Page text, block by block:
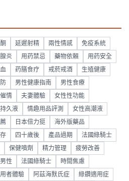
延遲射精 兩性情感 免疫系統
炎 用药禁忌 藥物依賴 用药安全
药膳食疗 戒菸戒酒 生殖健康
男性健康指南 男性食療
情 夫妻體驗 女性性功能
久液 情趣用品評測 女性高潮液
日本倍力挺 海外版藥品
四十歲後 產品過期 法國綠騎士
保健噴劑 精力管理 疲勞改善
性 法國綠騎士 時間焦慮
者體驗 阿茲海默氏症 綠鑽適用症